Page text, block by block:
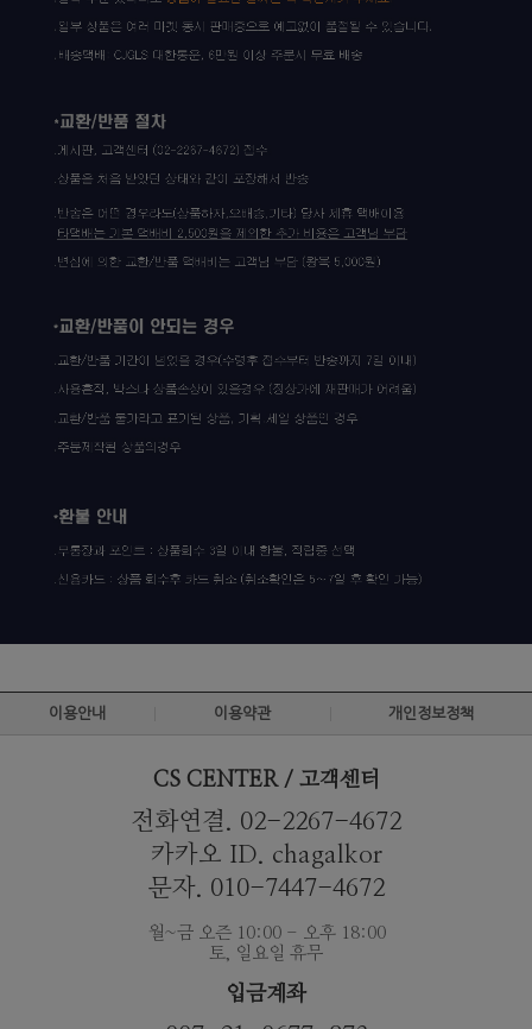
이용안내 이용약관 개인정보정책
CS CENTER / 고객센터
전화연결. 02-2267-4672
카카오 ID. chagalkor
문자. 010-7447-4672
월~금 오즌 10:00 - 오후 18:00
토, 일요일 휴무
입금계좌